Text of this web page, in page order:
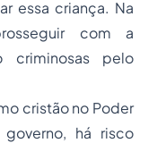
essa criança. Na
com a
criminosas pelo
cristão no Poder
há risco